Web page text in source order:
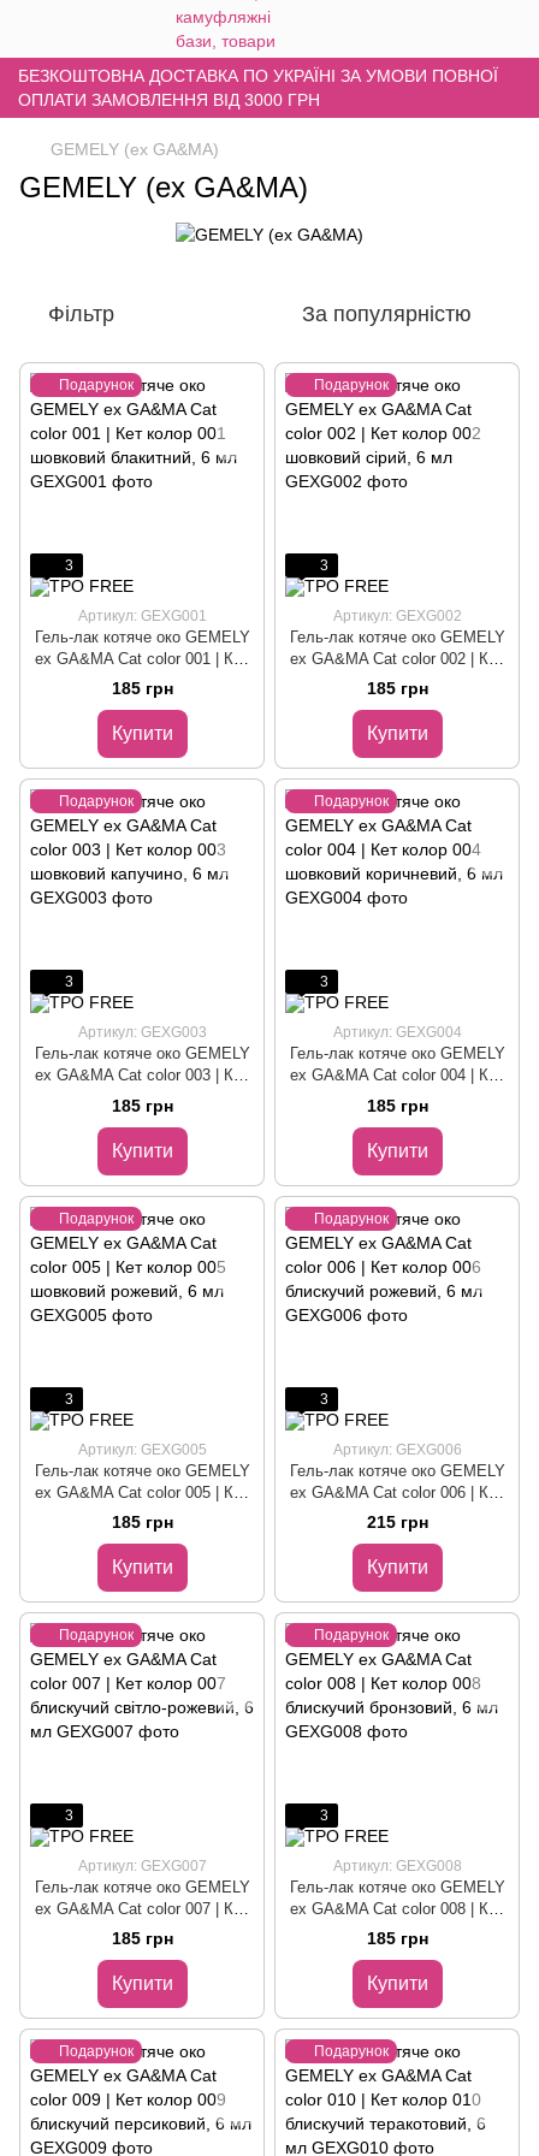
БЕЗКОШТОВНА ДОСТАВКА ПО УКРАЇНІ ЗА УМОВИ ПОВНОЇ
ОПЛАТИ ЗАМОВЛЕННЯ ВІД 3000 ГРН
GEMELY (ex GA&MA)
GEMELY (ex GA&MA)
Фільтр За популярністю
Подарунок
3
Артикул: GEXG001
Гель-лак котяче око GEMELY
ex GA&MA Cat color 001 | Кет
колор 001 шовковий
блакитний, 6 мл
185 грн
Купити
Подарунок
3
Артикул: GEXG002
Гель-лак котяче око GEMELY
ex GA&MA Cat color 002 | Кет
колор 002 шовковий сірий, 6
185 грн
Купити
Подарунок
3
Артикул: GEXG003
Гель-лак котяче око GEMELY
ex GA&MA Cat color 003 | Кет
колор 003 шовковий капучино,
6 мл
185 грн
Купити
Подарунок
3
Артикул: GEXG004
Гель-лак котяче око GEMELY
ex GA&MA Cat color 004 | Кет
колор 004 шовковий
коричневий, 6 мл
185 грн
Купити
Подарунок
3
Артикул: GEXG005
Гель-лак котяче око GEMELY
ex GA&MA Cat color 005 | Кет
колор 005 шовковий рожевий,
6 мл
185 грн
Купити
Подарунок
3
Артикул: GEXG006
Гель-лак котяче око GEMELY
ex GA&MA Cat color 006 | Кет
колор 006 блискучий рожевий,
6 мл
215 грн
Купити
Подарунок
3
Артикул: GEXG007
Гель-лак котяче око GEMELY
ex GA&MA Cat color 007 | Кет
колор 007 блискучий світло-
рожевий, 6 мл
185 грн
Купити
Подарунок
3
Артикул: GEXG008
Гель-лак котяче око GEMELY
ex GA&MA Cat color 008 | Кет
колор 008 блискучий
бронзовий, 6 мл
185 грн
Купити
Подарунок Подарунок